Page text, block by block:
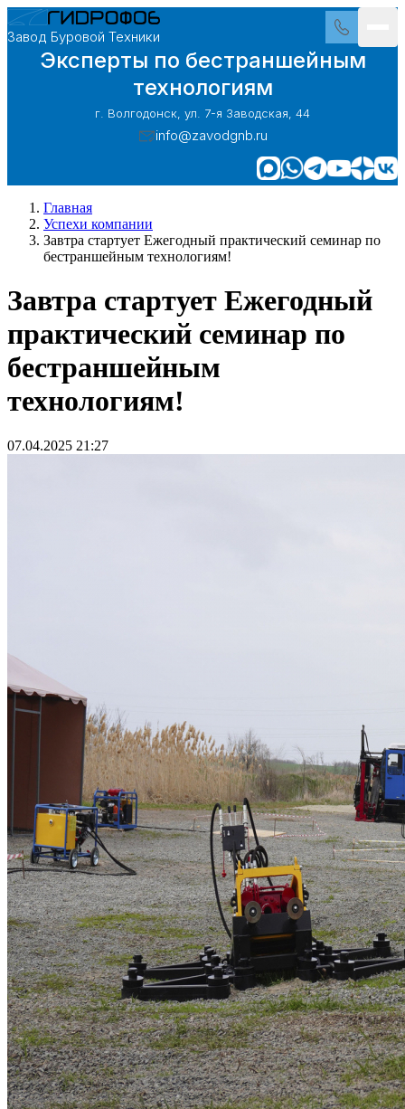
Завод Буровой Техники
Эксперты по бестраншейным
технологиям
г. Волгодонск, ул. 7-я Заводская, 44
info@zavodgnb.ru
Главная
Успехи компании
Завтра стартует Ежегодный практический семинар по
бестраншейным технологиям!
Завтра стартует Ежегодный
практический семинар по
бестраншейным
технологиям!
07.04.2025 21:27